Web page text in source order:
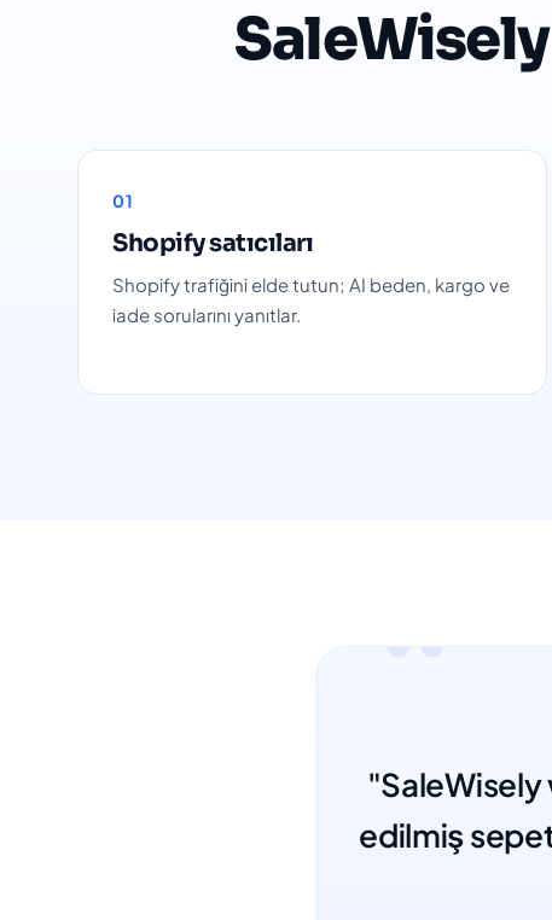
01
Shopify satıcıları
Shopify trafiğini elde tutun; AI beden, kargo ve
iade sorularını yanıtlar.
edilmiş